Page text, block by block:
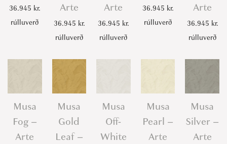
36.945 kr.
rúlluverð
Arte
36.945 kr.
rúlluverð
Arte
36.945 kr.
rúlluverð
36.945 kr.
rúlluverð
Arte
36.945 kr.
rúlluverð
Musa
Fog –
Arte
Musa
Gold
Leaf –
Musa
Off-
White
Musa
Pearl –
Arte
Musa
Silver –
Arte